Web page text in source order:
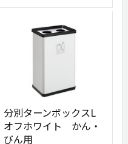
分別ターンボックスL
オフホワイト かん・
びん用